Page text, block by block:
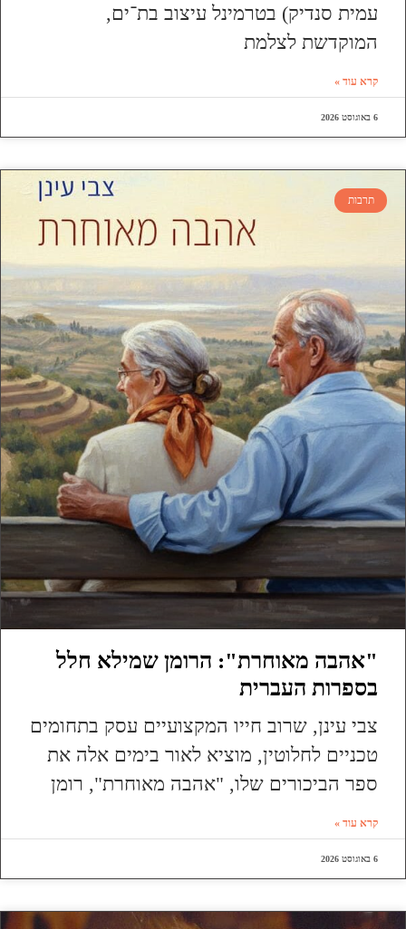
עמית סנדיק) בטרמינל עיצוב בת־ים,
המוקדשת לצלמת
קרא עוד »
6 באוגוסט 2026
תרבות
"אהבה מאוחרת": הרומן שמילא חלל
בספרות העברית
צבי עינן, שרוב חייו המקצועיים עסק בתחומים
טכניים לחלוטין, מוציא לאור בימים אלה את
ספר הביכורים שלו, "אהבה מאוחרת", רומן
קרא עוד »
6 באוגוסט 2026